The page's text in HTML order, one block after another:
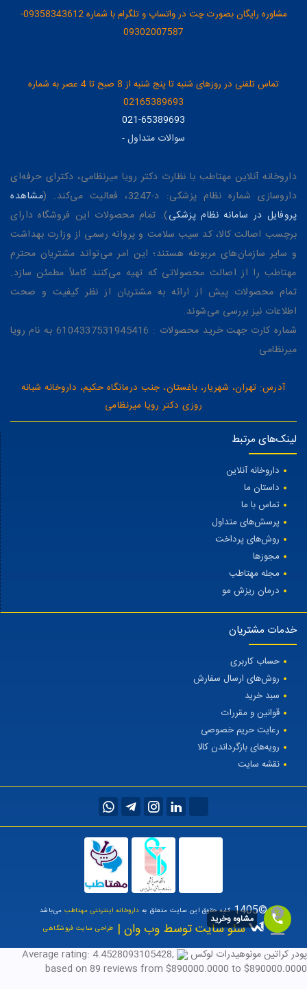
مشاوره رایگان بصورت چت در واتساپ و تلگرام با شماره 09358343612-
09302007587
تماس تلفنی در روزهای شنبه تا پنج شنبه از 8 صبح تا 4 عصر به شماره
02165389693
021-65389693
سوالات متداول-
داروخانه آنلاین مهتاطب با نظارت دکتر رویا میرنظامی، دکترای حرفه‌ای
داروسازی شماره نظام پزشکی: د-3247، فعالیت می‌کند. (
مشاهده
پروفایل در سامانه نظام پزشکی). تمام محصولات این فروشگاه دارای
برچسب اصالت کالا، کد سیب سلامت و پروانه رسمی از وزارت بهداشت
و سایر سازمان‌های مربوطه هستند؛ این امر می‌تواند مشتریان محترم
مهتاطب را از اصالت محصولاتی که تهیه می‌کنند کاملاً مطمئن سازد.
تمام محصولات پیش از ارائه به مشتریان از نظر کیفیت و صحت
اطلاعات نیز بررسی می‌شوند.
شماره کارت جهت خرید محصولات : 6104337531945416 به نام رویا
میرنظامی
آدرس: تهران، شهریار، باغستان، جنب درمانگاه حکیم، داروخانه شبانه
روزی دکتر رویا میرنظامی
لینک‌های مرتبط
داروخانه آنلاین
داستان ما
تماس با ما
پرسش‌های متداول
روش‌های پرداخت
مجوزها
مجله مهتاطب
درمان ریزش مو
خدمات مشتریان
حساب کاربری
روش‌های ارسال سفارش
سبد خرید
قوانین و مقررات
رعایت حریم خصوصی
رویه‌های بازگرداندن کالا
نقشه سایت
©1405 کلیه حقوق این سایت متعلق به داروخانه اینترنتی مهتاطبمی‌باشد
سئو سایت توسط وب وان | طراحی سایت فروشگاهی
پودر کراتین مونوهیدرات لوکس Average rating: 4.4528093105428,
based on 89 reviews from $890000.0000 to $890000.0000
مشاوه وخرید